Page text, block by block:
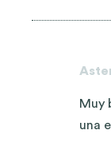
Muy
una